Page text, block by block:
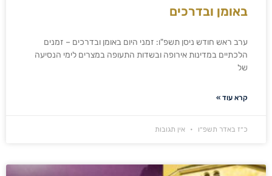
באומן ובדרכים
ערב ראש חודש ניסן תשפ"ו: זמני היום באומן ובדרכים – זמנים
הלכתיים במדינות אירופה ובשדות התעופה במצרים לימי הנסיעה
של
קרא עוד »
כ״ז באדר תשפ״ו אין תגובות